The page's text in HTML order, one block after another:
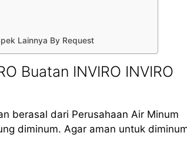
Lainnya By Request
Buatan INVIRO INVIRO
berasal dari Perusahaan Air Minum
diminum. Agar aman untuk